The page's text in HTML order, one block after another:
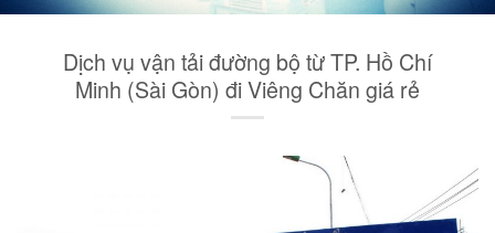
Dịch vụ vận tải đường bộ từ TP. Hồ Chí
Minh (Sài Gòn) đi Viêng Chăn giá rẻ